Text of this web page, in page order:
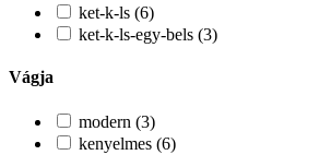
ket-k-ls (6)
ket-k-ls-egy-bels (3)
Vágja
modern (3)
kenyelmes (6)